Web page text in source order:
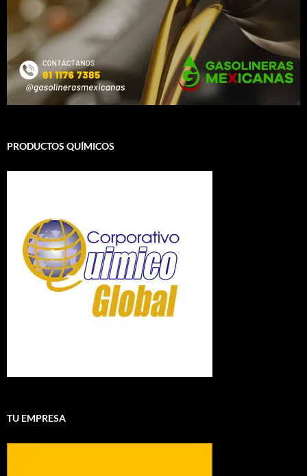
PRODUCTOS QUÍMICOS
TU EMPRESA